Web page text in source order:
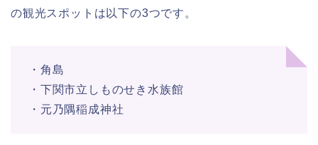
の観光スポットは以下の3つです。
・角島
・下関市立しものせき水族館
・元乃隅稲成神社